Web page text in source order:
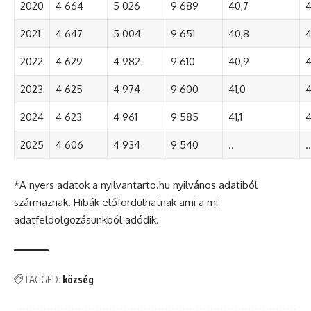
2020 4 664 5 026 9 689 40,7
2021 4 647 5 004 9 651 40,8
2022 4 629 4 982 9 610 40,9
2023 4 625 4 974 9 600 41,0
2024 4 623 4 961 9 585 41,1
2025 4 606 4 934 9 540 .. ..
*A nyers adatok a nyilvantarto.hu nyilvános adatiból
származnak. Hibák előfordulhatnak ami a mi
adatfeldolgozásunkból adódik.
TAGGED: község